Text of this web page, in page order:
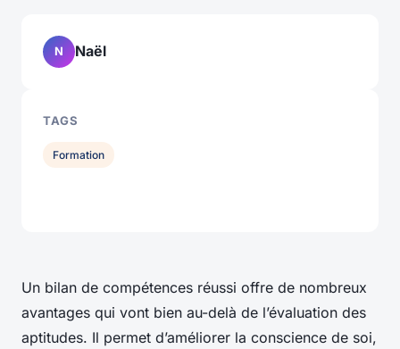
Un bilan de compétences réussi offre de nombreux
avantages qui vont bien au-delà de l’évaluation des
aptitudes. Il permet d’améliorer la conscience de soi,
N Naël
TAGS
Formation